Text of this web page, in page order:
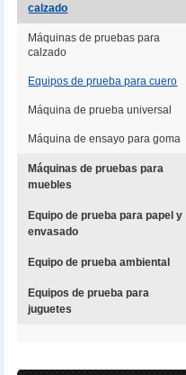
calzado
Máquinas de pruebas para
calzado
Equipos de prueba para cuero
Máquina de prueba universal
Máquina de ensayo para goma
Máquinas de pruebas para
muebles
Equipo de prueba para papel y
envasado
Equipo de prueba ambiental
Equipos de prueba para
juguetes